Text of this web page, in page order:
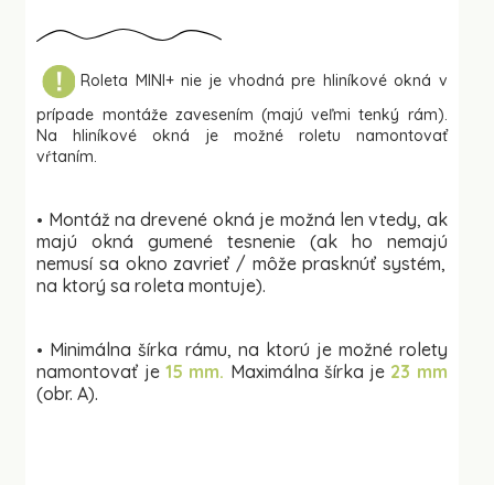
Roleta MINI+ nie je vhodná pre hliníkové okná v
prípade montáže zavesením (majú veľmi tenký rám).
Na hliníkové okná je možné roletu namontovať
vŕtaním.
• Montáž na drevené okná je možná len vtedy, ak
majú okná gumené tesnenie (ak ho nemajú
nemusí sa okno zavrieť / môže prasknúť systém,
na ktorý sa roleta montuje).
• Minimálna šírka rámu, na ktorú je možné rolety
namontovať je 15 mm. Maximálna šírka je 23 mm
(obr. A).